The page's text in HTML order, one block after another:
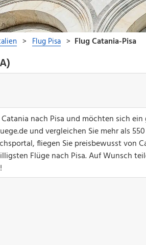
nach Pisa und möchten sich
und vergleichen Sie mehr als
fliegen Sie preisbewusst von
Flüge nach Pisa. Auf Wunsch